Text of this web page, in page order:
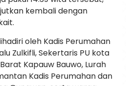
kembali dengan
oleh Kadis Perumahan
Zulkifli, Sekertaris PU kota
Kapauw Bauwo, Lurah
Kadis Perumahan dan